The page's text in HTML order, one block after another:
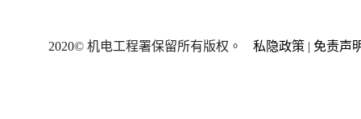
2020© 机电工程署保留所有版权。 私隐政策 | 免责声